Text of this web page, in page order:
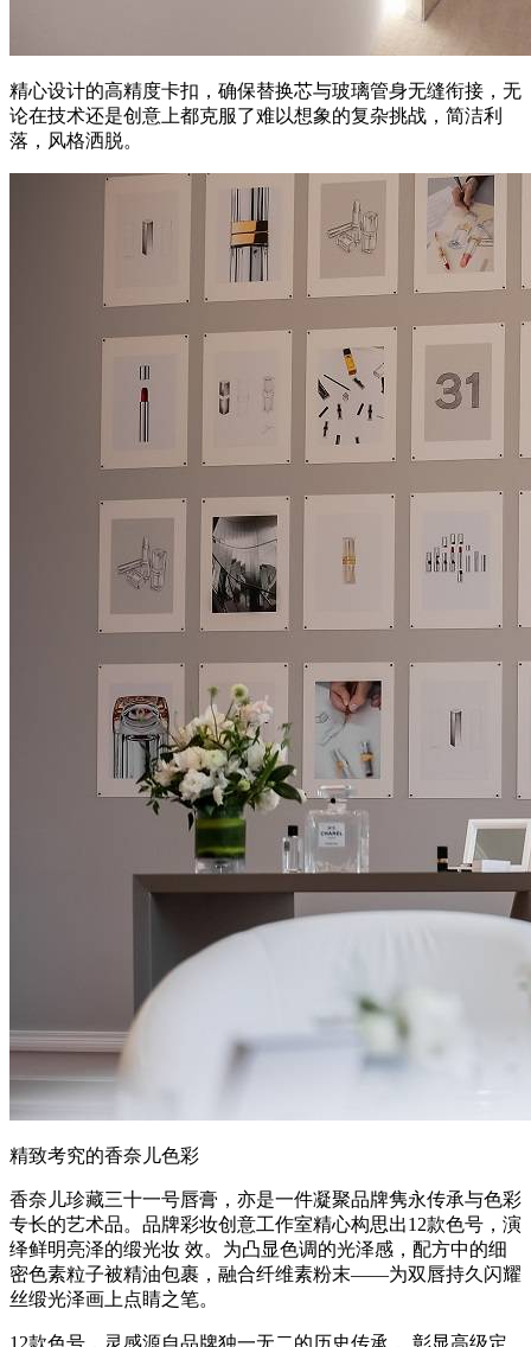
精心设计的高精度卡扣，确保替换芯与玻璃管身无缝衔接，无
论在技术还是创意上都克服了难以想象的复杂挑战，简洁利
落，风格洒脱。
精致考究的香奈儿色彩
香奈儿珍藏三十一号唇膏，亦是一件凝聚品牌隽永传承与色彩
专长的艺术品。品牌彩妆创意工作室精心构思出12款色号，演
绎鲜明亮泽的缎光妆 效。为凸显色调的光泽感，配方中的细
密色素粒子被精油包裹，融合纤维素粉末——为双唇持久闪耀
丝缎光泽画上点睛之笔。
12款色号，灵感源自品牌独一无二的历史传承， 彰显高级定